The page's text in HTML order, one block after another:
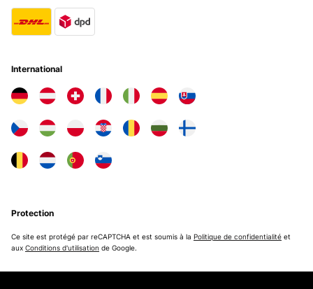
International
Protection
Ce site est protégé par reCAPTCHA et est soumis à la Politique de confidentialité et
aux Conditions d'utilisation de Google.